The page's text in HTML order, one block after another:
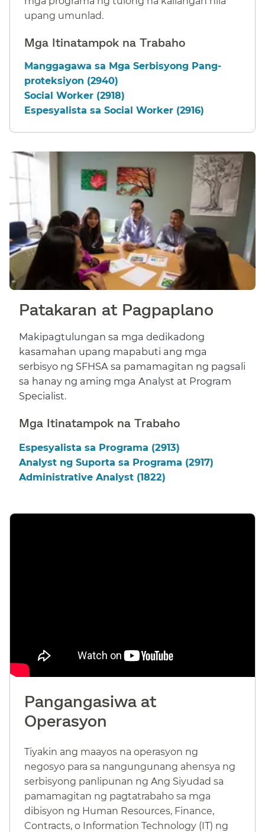
upang umunlad.​​
Mga Itinatampok na Trabaho​​
Manggagawa sa Mga Serbisyong Pang-
proteksiyon (2940)​​
Social Worker (2918)​​
Espesyalista sa Social Worker (2916)​​
Patakaran at Pagpaplano​​
Makipagtulungan sa mga dedikadong
kasamahan upang mapabuti ang mga
serbisyo ng SFHSA sa pamamagitan ng pagsali
sa hanay ng aming mga Analyst at Program
Specialist.​​
Mga Itinatampok na Trabaho​​
Espesyalista sa Programa (2913)​​
Analyst ng Suporta sa Programa (2917)​​
Administrative Analyst (1822)​​
Pangangasiwa at
Operasyon​​
Tiyakin ang maayos na operasyon ng
negosyo para sa nangungunang ahensya ng
serbisyong panlipunan ng Ang Siyudad sa
pamamagitan ng pagtatrabaho sa mga
dibisyon ng Human Resources, Finance,
Contracts, o Information Technology (IT) ng